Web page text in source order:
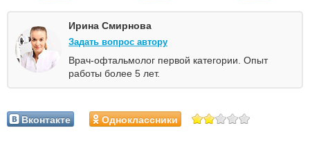
Ирина Смирнова
Задать вопрос автору
Врач-офтальмолог первой категории. Опыт
работы более 5 лет.
Вконтакте Одноклассники